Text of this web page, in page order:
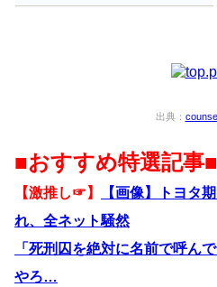
出典：
■おすすめ特選記事■
【激推し☞】
【画像】トヨタ
れ、全ネット騒然
「死刑囚を絶対に名前で呼ん
やろ…